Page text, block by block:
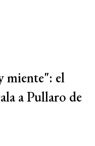
miente": el
a Pullaro de